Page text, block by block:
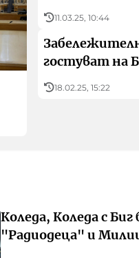
11.03.25, 10:44
гостуват на
18.02.25, 15:22
Коледа, Коледа с
"Радиодеца" и